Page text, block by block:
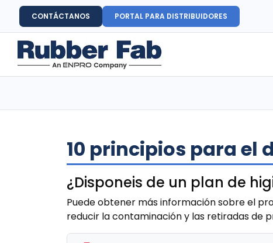
CONTÁCTANOS PORTAL PARA DISTRIBUIDORES
10 principios para el
¿Disponeis de un plan de
Puede obtener más información sobre el
reducir la contaminación y las retiradas de